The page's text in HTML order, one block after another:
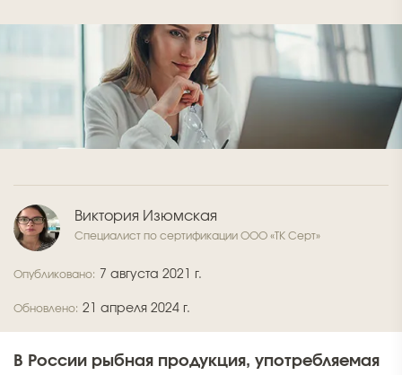
Виктория Изюмская
Специалист по сертификации ООО «ТК Серт»
Опубликовано: 7 августа 2021 г.
Обновлено: 21 апреля 2024 г.
В России рыбная продукция, употребляемая